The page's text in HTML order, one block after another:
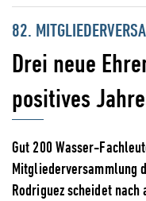
82.
Drei neue
positives
Gut 200 Wasser-
Mitgliederversammlung
Rodriguez scheidet